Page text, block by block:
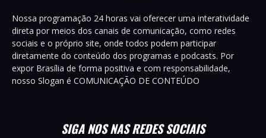
Nossa programação 24 horas vai oferecer uma interatividade
direta por meios dos canais de comunicação, como redes
sociais e o próprio site, onde todos podem participar
diretamente do conteúdo dos programas e podcasts. Por
expor Brasília de forma positiva e com responsabilidade,
nosso Slogan é COMUNICAÇÃO DE CONTEÚDO
SIGA NOS NAS REDES SOCIAIS